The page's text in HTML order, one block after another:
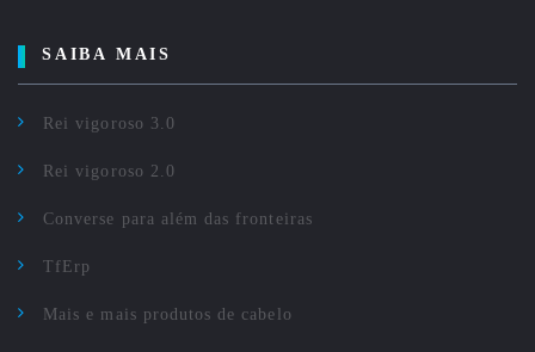
SAIBA MAIS
Rei vigoroso 3.0
Rei vigoroso 2.0
Converse para além das fronteiras
TfErp
Mais e mais produtos de cabelo